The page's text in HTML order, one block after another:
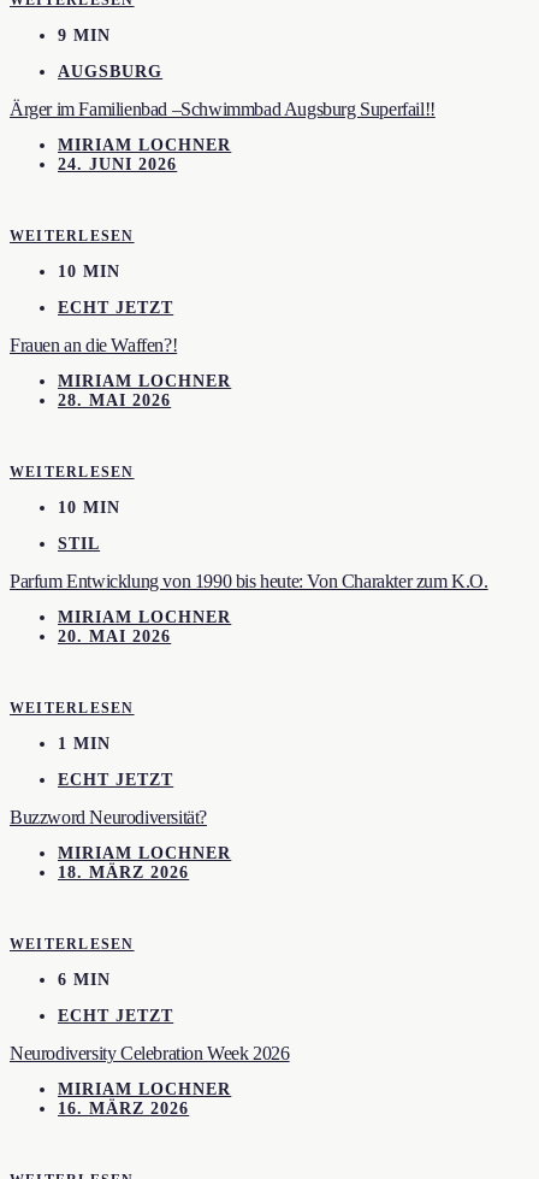
9 MIN
AUGSBURG
Ärger im Familienbad –Schwimmbad Augsburg Superfail!!
MIRIAM LOCHNER
24. JUNI 2026
WEITERLESEN
10 MIN
ECHT JETZT
Frauen an die Waffen?!
MIRIAM LOCHNER
28. MAI 2026
WEITERLESEN
10 MIN
STIL
Parfum Entwicklung von 1990 bis heute: Von Charakter zum K.O.
MIRIAM LOCHNER
20. MAI 2026
WEITERLESEN
1 MIN
ECHT JETZT
Buzzword Neurodiversität?
MIRIAM LOCHNER
18. MÄRZ 2026
WEITERLESEN
6 MIN
ECHT JETZT
Neurodiversity Celebration Week 2026
MIRIAM LOCHNER
16. MÄRZ 2026